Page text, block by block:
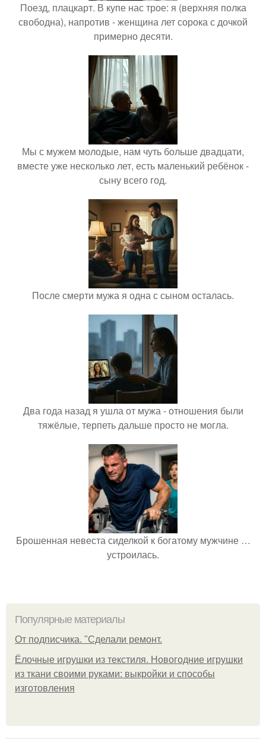
Поезд, плацкарт. В купе нас трое: я (верхняя полка
свободна), напротив - женщина лет сорока с дочкой
примерно десяти.
Мы с мужем молодые, нам чуть больше двадцати,
вместе уже несколько лет, есть маленький ребёнок -
сыну всего год.
После смерти мужа я одна с сыном осталась.
Два года назад я ушла от мужа - отношения были
тяжёлые, терпеть дальше просто не могла.
Брошенная невеста сиделкой к богатому мужчине …
устроилась.
Популярные материалы
От подписчика. "Сделали ремонт.
Ёлочные игрушки из текстиля. Новогодние игрушки
из ткани своими руками: выкройки и способы
изготовления